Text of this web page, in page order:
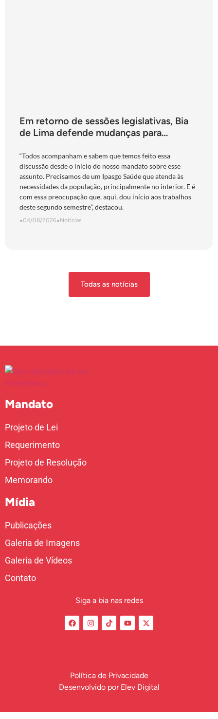
Em retorno de sessões legislativas, Bia
de Lima defende mudanças para
“Todos acompanham e sabem que temos feito essa
discussão desde o início do nosso mandato sobre esse
assunto. Precisamos de um Ipasgo Saúde que atenda às
necessidades da população, principalmente no interior. E é
com essa preocupação que, aqui, dou início aos trabalhos
deste segundo semestre”, destacou.
•04/08/2026•Notícias
Todas as notícias
Mandato
Projeto de Lei
Requerimento
Projeto de Resolução
Memorando
Mídia
Publicações
Galeria de Imagens
Galeria de Vídeos
Contato
Siga a bia nas redes
Política de Privacidade
Desenvolvido por Elev Digital